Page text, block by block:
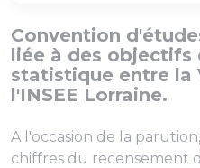
Convention
liée à des objectifs
statistique entre la
l'INSEE Lorraine.
A l'occasion de la
chiffres du recensement